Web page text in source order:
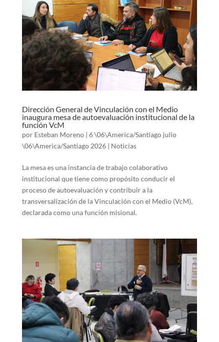
Dirección General de Vinculación con el Medio
inaugura mesa de autoevaluación institucional de la
función VcM
por Esteban Moreno| 6 \06\America/Santiago julio
\06\America/Santiago 2026| Noticias
La mesa es una instancia de trabajo colaborativo
institucional que tiene como propósito conducir el
proceso de autoevaluación y contribuir a la
transversalización de la Vinculación con el Medio (VcM),
declarada como una función misional.